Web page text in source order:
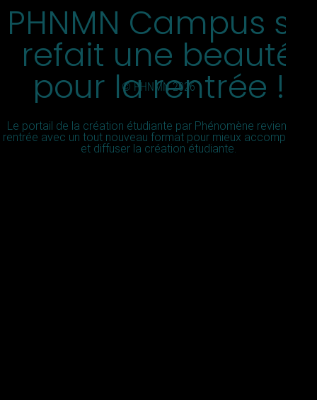
PHNMN Campus se
refait une beauté
pour la rentrée !
Le portail de la création étudiante par Phénomène revient à la
rentrée avec un tout nouveau format pour mieux accompagner
et diffuser la création étudiante.
© PHNMN 2026